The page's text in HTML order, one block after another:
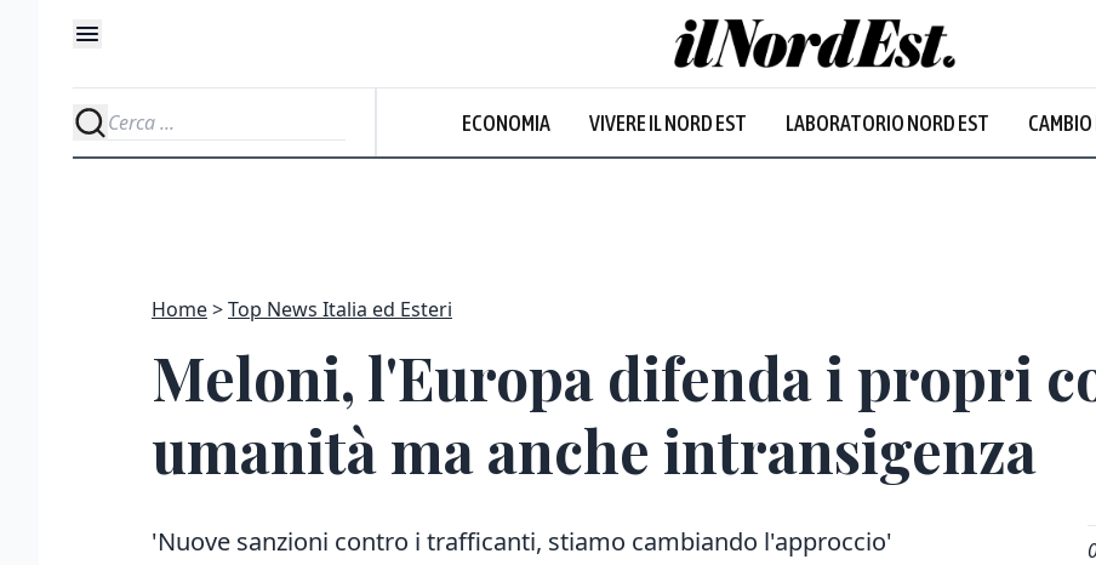
ECONOMIA VIVERE IL NORD EST LABORATORIO NORD EST CAMBIO
Home Top News Italia ed Esteri
Meloni, l'Europa difenda i propri
umanità ma anche intransigenza
'Nuove sanzioni contro i trafficanti, stiamo cambiando l'approccio'